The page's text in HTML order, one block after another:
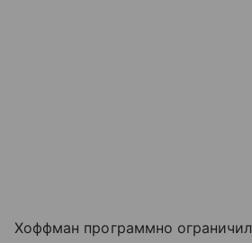
Хоффман программно ограничил